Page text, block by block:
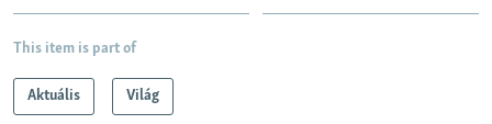
This item is part of
Aktuális Világ